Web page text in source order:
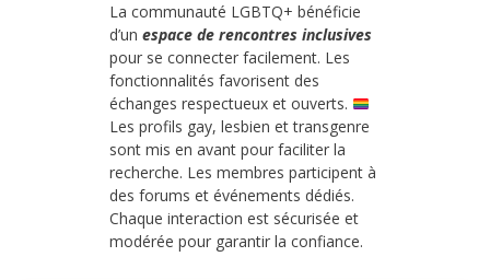
La communauté LGBTQ+ bénéficie
d’un espace de rencontres inclusives
pour se connecter facilement. Les
fonctionnalités favorisent des
échanges respectueux et ouverts.
Les profils gay, lesbien et transgenre
sont mis en avant pour faciliter la
recherche. Les membres participent à
des forums et événements dédiés.
Chaque interaction est sécurisée et
modérée pour garantir la confiance.